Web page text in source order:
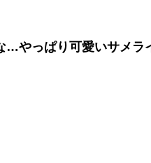
…やっぱり可愛いサメラ